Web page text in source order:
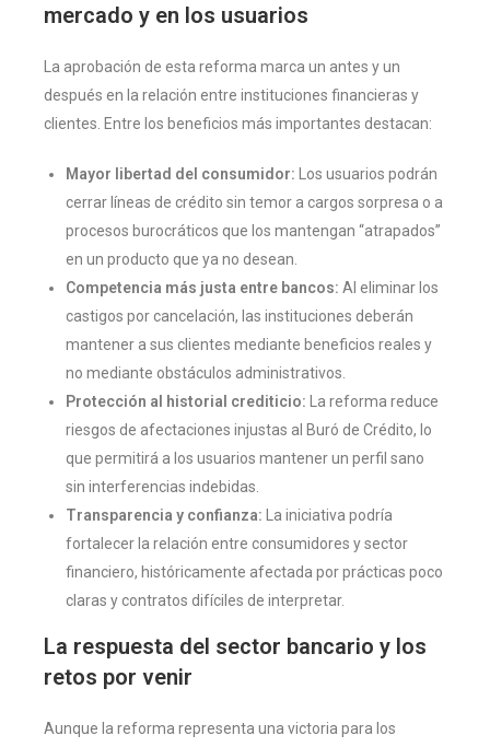
mercado y en los usuarios
La aprobación de esta reforma marca un antes y un
después en la relación entre instituciones financieras y
clientes. Entre los beneficios más importantes destacan:
Mayor libertad del consumidor: Los usuarios podrán
cerrar líneas de crédito sin temor a cargos sorpresa o a
procesos burocráticos que los mantengan “atrapados”
en un producto que ya no desean.
Competencia más justa entre bancos: Al eliminar los
castigos por cancelación, las instituciones deberán
mantener a sus clientes mediante beneficios reales y
no mediante obstáculos administrativos.
Protección al historial crediticio: La reforma reduce
riesgos de afectaciones injustas al Buró de Crédito, lo
que permitirá a los usuarios mantener un perfil sano
sin interferencias indebidas.
Transparencia y confianza: La iniciativa podría
fortalecer la relación entre consumidores y sector
financiero, históricamente afectada por prácticas poco
claras y contratos difíciles de interpretar.
La respuesta del sector bancario y los
retos por venir
Aunque la reforma representa una victoria para los